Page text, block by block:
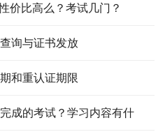
价比高么？考试几门？
询与证书发放
和重认证期限
成的考试？学习内容有什